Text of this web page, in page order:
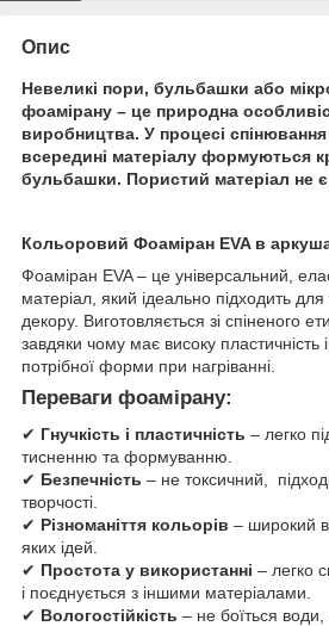
Опис
Невеликі пори, бульбашки або
фоамірану – це природна
виробництва. У процесі спінювання
всередині матеріалу формуються
бульбашки. Пористий матеріал не
Кольоровий Фоаміран EVA в
Фоаміран EVA – це універсальний,
матеріал, який ідеально підходить для
декору. Виготовляється зі спіненого
завдяки чому має високу пластичність
потрібної форми при нагріванні.
Переваги фоамірану:
✔ Гнучкість і пластичність – легко
тисненню та формуванню.
✔ Безпечність – не токсичний,
творчості.
✔ Різноманіття кольорів – широкий
яких ідей.
✔ Простота у використанні – легко
і поєднується з іншими матеріалами.
✔ Вологостійкість – не боїться